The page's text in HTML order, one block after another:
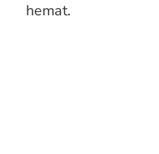
hemat.